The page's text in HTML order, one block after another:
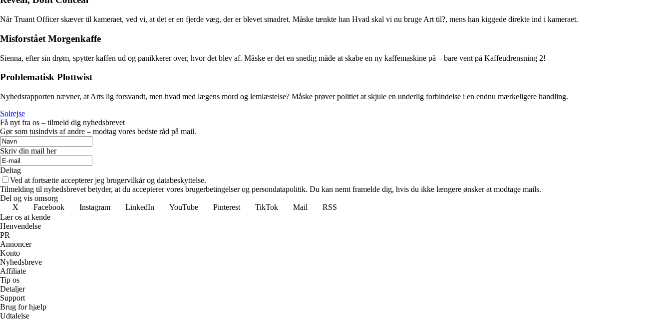
Når Truant Officer skæver til kameraet, ved vi, at det er en fjerde væg, der er blevet smadret. Måske tænkte han Hvad skal vi nu bruge Art til?, mens han kiggede direkte ind i kameraet.
Misforstået Morgenkaffe
Sienna, efter sin drøm, spytter kaffen ud og panikkerer over, hvor det blev af. Måske er det en snedig måde at skabe en ny kaffemaskine på – bare vent på Kaffeudrensning 2!
Problematisk Plottwist
Nyhedsrapporten nævner, at Arts lig forsvandt, men hvad med lægens mord og lemlæstelse? Måske prøver politiet at skjule en underlig forbindelse i en endnu mærkeligere handling.
Solrejse
Få nyt fra os – tilmeld dig nyhedsbrevet
Gør som tusindvis af andre – modtag vores bedste råd på mail.
Skriv din mail her
Deltag
Ved at fortsætte accepterer jeg brugervilkår og databeskyttelse.
Tilmelding til nyhedsbrevet betyder, at du accepterer vores brugerbetingelser og persondatapolitik. Du kan nemt framelde dig, hvis du ikke længere ønsker at modtage mails.
Del og vis omsorg
X
Facebook Instagram LinkedIn YouTube Pinterest TikTok Mail
RSS
Lær os at kende
Henvendelse
PR
Annoncer
Konto
Nyhedsbreve
Affiliate
Tip os
Detaljer
Support
Brug for hjælp
Udtalelse